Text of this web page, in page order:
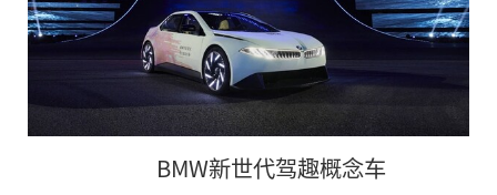
BMW新世代驾趣概念车